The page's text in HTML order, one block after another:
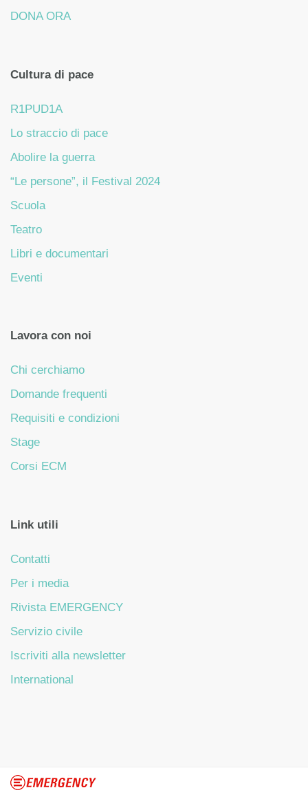
DONA ORA
Cultura di pace
R1PUD1A
Lo straccio di pace
Abolire la guerra
“Le persone”, il Festival 2024
Scuola
Teatro
Libri e documentari
Eventi
Lavora con noi
Chi cerchiamo
Domande frequenti
Requisiti e condizioni
Stage
Corsi ECM
Link utili
Contatti
Per i media
Rivista EMERGENCY
Servizio civile
Iscriviti alla newsletter
International